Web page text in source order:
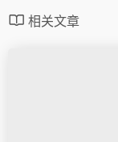
相关文章